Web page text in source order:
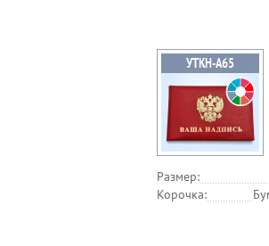
Размер:
Корочка: